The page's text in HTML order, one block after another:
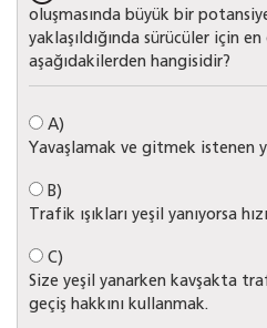
oluşmasında büyük bir
yaklaşıldığında sürücüler için
aşağıdakilerden hangisidir?
A)
Yavaşlamak ve gitmek istenen
B)
Trafik ışıkları yeşil yanıyorsa
C)
Size yeşil yanarken kavşakta
geçiş hakkını kullanmak.